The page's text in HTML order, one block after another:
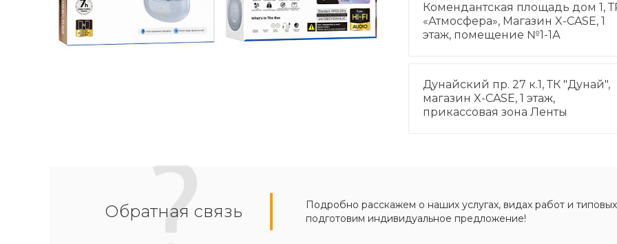
Комендантская площадь дом 1,
«Атмосфера», Магазин X-CASE, 1
этаж, помещение №1-1А
Дунайский пр. 27 к.1, ТК "Дунай",
магазин X-CASE, 1 этаж,
прикассовая зона Ленты
Обратная связь
Подробно расскажем о наших услугах, видах работ и
подготовим индивидуальное предложение!